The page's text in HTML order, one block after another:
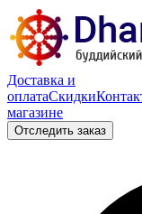
Доставка и
оплатаСкидки
магазине
Отследить заказ